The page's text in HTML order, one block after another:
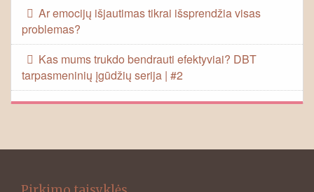
Ar emocijų išjautimas tikrai išsprendžia visas
problemas?
Kas mums trukdo bendrauti efektyviai? DBT
tarpasmeninių įgūdžių serija | #2